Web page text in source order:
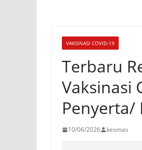
VAKSINASI COVID-19
Terbaru
Vaksinasi
Penyerta/
10/06/2026 kesmas